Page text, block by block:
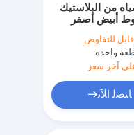
من البلاستيك
أبيض أصفر
قابل للتفاوض
واحدة
آخر سعر
ﺎﺘﺼﻟ ﺍﻶﻧ